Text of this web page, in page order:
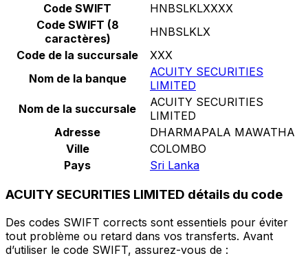
Code SWIFT
HNBSLKLXXXX
Code SWIFT (8
caractères)
HNBSLKLX
Code de la succursale
XXX
Nom de la banque
ACUITY SECURITIES
LIMITED
Nom de la succursale
ACUITY SECURITIES
LIMITED
Adresse
DHARMAPALA MAWATHA
Ville
COLOMBO
Pays
Sri Lanka
ACUITY SECURITIES LIMITED détails du code
Des codes SWIFT corrects sont essentiels pour éviter
tout problème ou retard dans vos transferts. Avant
d’utiliser le code SWIFT, assurez-vous de :